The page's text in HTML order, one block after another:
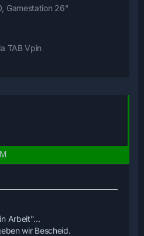
Gamestation 26"
TAB Vpin
Arbeit"...
wir Bescheid.